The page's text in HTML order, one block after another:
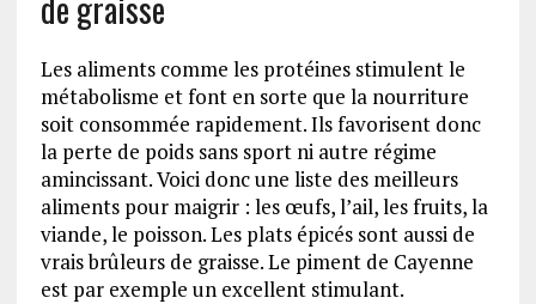
Les aliments comme les protéines stimulent le
métabolisme et font en sorte que la nourriture
soit consommée rapidement. Ils favorisent donc
la perte de poids sans sport ni autre régime
amincissant. Voici donc une liste des meilleurs
aliments pour maigrir : les œufs, l’ail, les fruits, la
viande, le poisson. Les plats épicés sont aussi de
vrais brûleurs de graisse. Le piment de Cayenne
est par exemple un excellent stimulant.